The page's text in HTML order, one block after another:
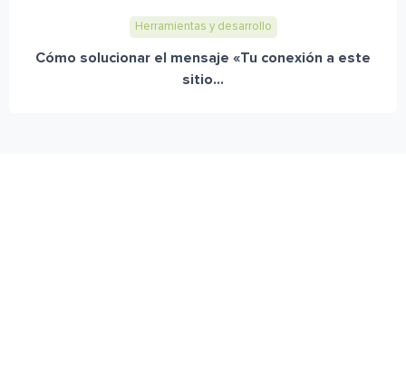
Herramientas y desarrollo
Cómo solucionar el mensaje «Tu conexión a este
sitio...